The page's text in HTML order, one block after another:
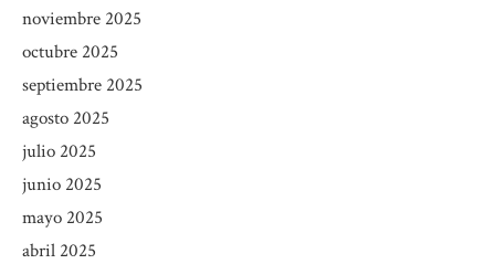
noviembre 2025
octubre 2025
septiembre 2025
agosto 2025
julio 2025
junio 2025
mayo 2025
abril 2025